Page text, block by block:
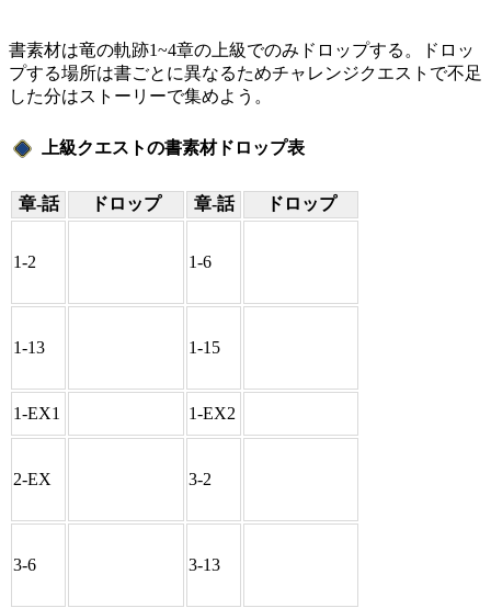
書素材は竜の軌跡1~4章の上級でのみドロップする。ドロッ
プする場所は書ごとに異なるためチャレンジクエストで不足
した分はストーリーで集めよう。
上級クエストの書素材ドロップ表
章-話 ドロップ 章-話 ドロップ
1-2 1-6
1-13 1-15
1-EX1 1-EX2
2-EX 3-2
3-6 3-13